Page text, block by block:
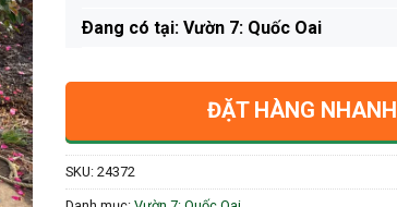
Ðang có tại: Vườn 7: Quốc Oai
ĐẶT HÀNG NHANH
SKU: 24372